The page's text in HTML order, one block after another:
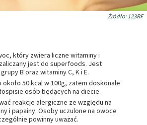
Źródło: 123RF
który zwiera liczne witaminy i
jest do superfoods. Jest
B oraz witaminy C, K i E.
50 kcal w 100g, zatem doskonale
osób będących na diecie.
reakcje alergiczne ze względu na
i papainy. Osoby uczulone na owoce
powinny uważać.